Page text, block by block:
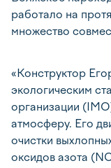
работало на
множество
«Конструктор
экологическим
организации
атмосферу. Его
очистки
оксидов азота